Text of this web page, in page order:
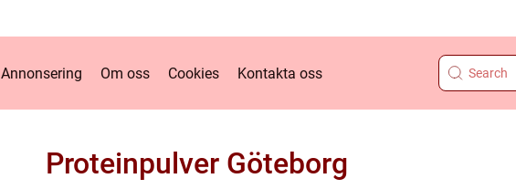
Annonsering Om oss Cookies Kontakta oss
Proteinpulver Göteborg